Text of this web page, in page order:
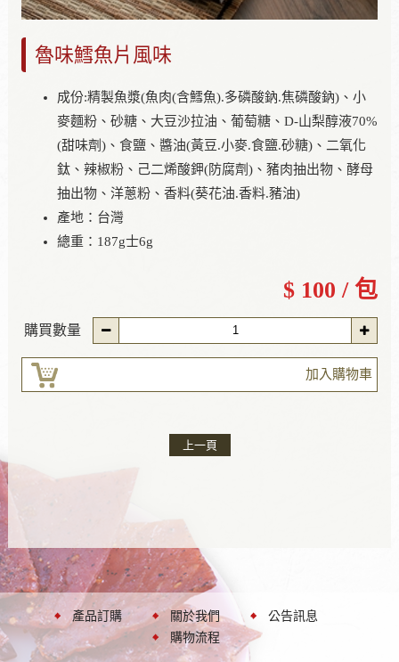
魯味鱈魚片風味
成份:精製魚漿(魚肉(含鱈魚).多磷酸鈉.焦磷酸鈉)、小
麥麵粉、砂糖、大豆沙拉油、葡萄糖、D-山梨醇液70%
(甜味劑)、食鹽、醬油(黃豆.小麥.食鹽.砂糖)、二氧化
鈦、辣椒粉、己二烯酸鉀(防腐劑)、豬肉抽出物、酵母
抽出物、洋蔥粉、香料(葵花油.香料.豬油)
產地：台灣
總重：187g士6g
$ 100 / 包
購買數量
加入購物車
上一頁
產品訂購 關於我們
公告訊息
購物流程